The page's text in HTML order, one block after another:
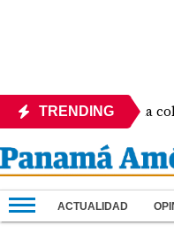
TRENDING
operado de la
ACTUALIDAD